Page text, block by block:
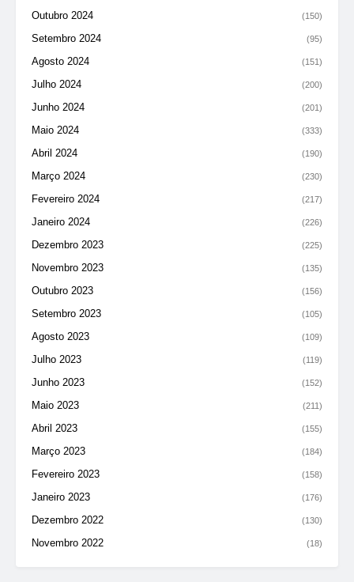
Outubro 2024 (150)
Setembro 2024 (95)
Agosto 2024 (151)
Julho 2024 (200)
Junho 2024 (201)
Maio 2024 (333)
Abril 2024 (190)
Março 2024 (230)
Fevereiro 2024 (217)
Janeiro 2024 (226)
Dezembro 2023 (225)
Novembro 2023 (135)
Outubro 2023 (156)
Setembro 2023 (105)
Agosto 2023 (109)
Julho 2023 (119)
Junho 2023 (152)
Maio 2023 (211)
Abril 2023 (155)
Março 2023 (184)
Fevereiro 2023 (158)
Janeiro 2023 (176)
Dezembro 2022 (130)
Novembro 2022 (18)